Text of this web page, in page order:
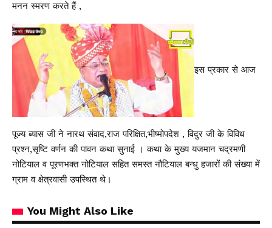
मनन स्मरण करते हैं ,
इस प्रकार से आज
पूज्य ब्यास जी ने नारथ संवाद,राज परिक्षित,भीष्मोपदेश , विदुर जी के विविध
प्रश्न,सृष्टि वर्णन की पावन कथा सुनाई । कथा के मुख्य यजमान चद्रमणी
नोटियाल व पूरणभक्त नोटियाल सहित समस्त नौटियाल बन्धु हजारों की संख्या में
ग्राम व क्षेत्रवासी उपस्थित थे।
You Might Also Like